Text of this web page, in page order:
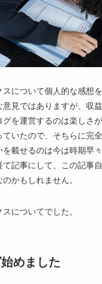
について個人的な感想を
見ではありますが、収
を運営するのは楽しさ
ていたので、そちらに完
を載せるのは今は時期早
記事にして、この記事
かもしれません。
についてでした。
めました